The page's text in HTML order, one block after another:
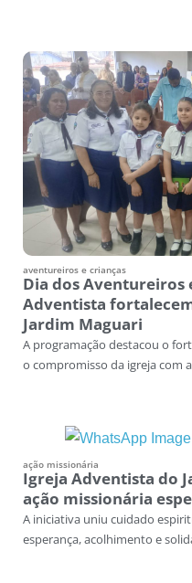
aventureiros e crianças
Dia dos Aventureiros
Adventista
Jardim Maguari
A programação destacou o
o compromisso da igreja com
ação missionária
Igreja Adventista do
ação missionária
A iniciativa uniu cuidado
esperança, acolhimento e